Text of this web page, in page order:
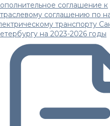
соглашение к
соглашению по
транспорту
на 2023-2026 годы